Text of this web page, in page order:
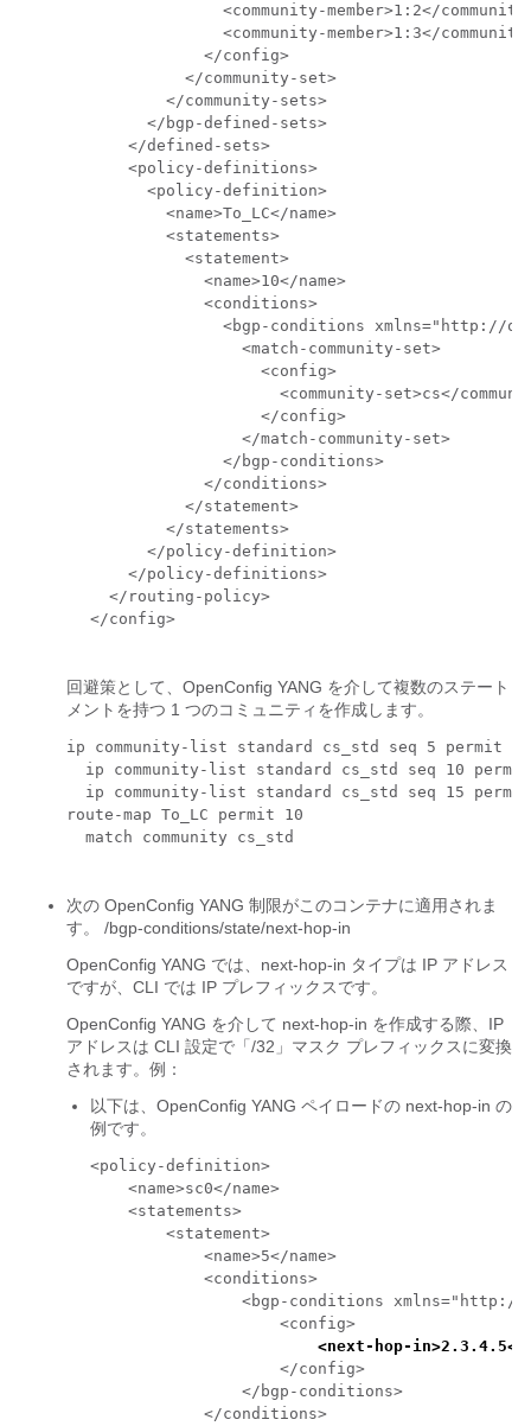
<community-member>1:2</
<community-member>1:3</
            </config>
          </community-set>
        </community-sets>
      </bgp-defined-sets>
    </defined-sets>
    <policy-definitions>
      <policy-definition>
        <name>To_LC</name>
        <statements>
          <statement>
            <name>10</name>
            <conditions>
<bgp-conditions xmlns="http://
                <match-community-set>
                  <config>
<community-set>cs</
                  </config>
                </match-community-set>
              </bgp-conditions>
            </conditions>
          </statement>
        </statements>
      </policy-definition>
    </policy-definitions>
  </routing-policy>
</config>
回避策として、OpenConfig YANG を介して複数のステート
メントを持つ 1 つのコミュニティを作成します。
ip community-list standard cs_std seq 5 permit
ip community-list standard cs_std seq 10
ip community-list standard cs_std seq 15
route-map To_LC permit 10
  match community cs_std
次の OpenConfig YANG 制限がこのコンテナに適用されま
す。 /bgp-conditions/state/next-hop-in
OpenConfig YANG では、 next-hop-in タイプは IP アドレス
ですが、CLI では IP プレフィックスです。
OpenConfig YANG を介して next-hop-in を作成する際、IP
アドレスは CLI 設定で「/32」マスク プレフィックスに変換
されます。例：
以下は、OpenConfig YANG ペイロードの next-hop-in の
例です。
<policy-definition>
    <name>sc0</name>
    <statements>
        <statement>
            <name>5</name>
            <conditions>
<bgp-conditions
                    <config>
<next-hop-in>2.3.4.5</
                    </config>
                </bgp-conditions>
            </conditions>